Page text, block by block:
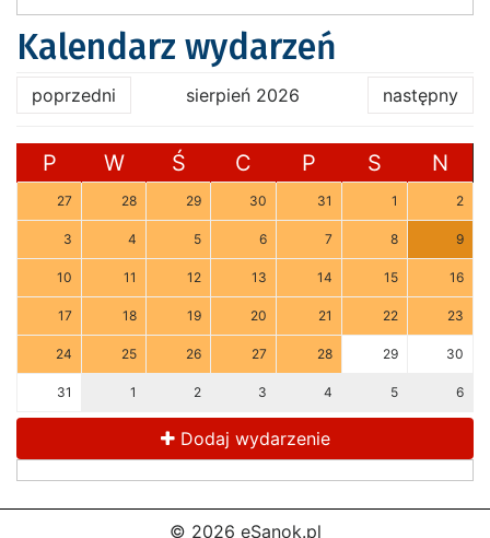
Kalendarz wydarzeń
poprzedni sierpień 2026 następny
P W Ś C P S N
27 28 29 30 31 1 2
3 4 5 6 7 8 9
10 11 12 13 14 15 16
17 18 19 20 21 22 23
24 25 26 27 28 29 30
31 1 2 3 4 5 6
Dodaj wydarzenie
© 2026 eSanok.pl